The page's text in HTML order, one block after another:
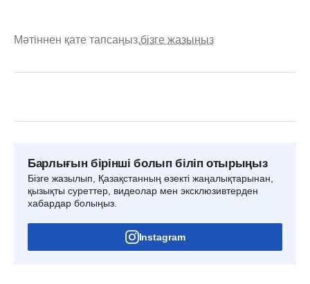
Мәтіннен қате тапсаңыз,бізге жазыңыз
Барлығын бірінші болып біліп отырыңыз
Бізге жазылып, Қазақстанның өзекті жаңалықтарынан,
қызықты суреттер, видеолар мен эксклюзивтерден
хабардар болыңыз.
Instagram